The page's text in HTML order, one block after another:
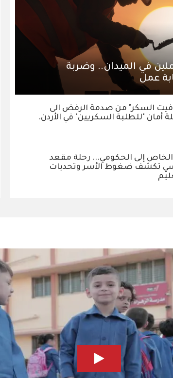
في الميدان.. وضربة
عمل
السكر" من صدمة الرفض الى
أمان "للطلبة السكريين" في الأردن.
إلى الحكومي... رحلة مقعد
تكشف ضغوط الأسر وتحديات